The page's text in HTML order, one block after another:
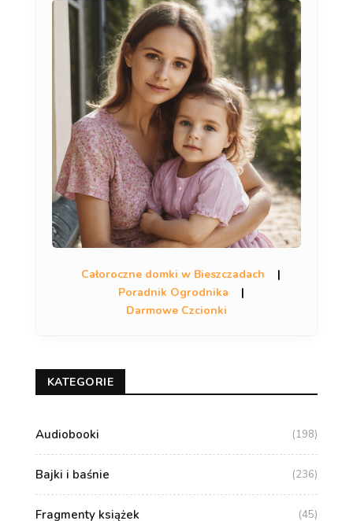
Całoroczne domki w Bieszczadach
|
Poradnik Ogrodnika
|
Darmowe Czcionki
KATEGORIE
Audiobooki (198)
Bajki i baśnie (236)
Fragmenty książek (45)